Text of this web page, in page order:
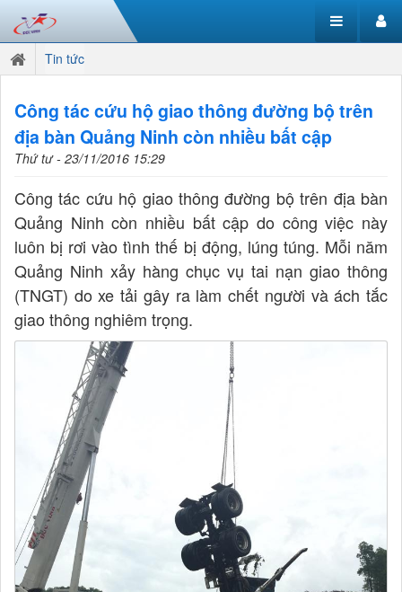
Tin tức
Công tác cứu hộ giao thông đường bộ trên
địa bàn Quảng Ninh còn nhiều bất cập
Thứ tư - 23/11/2016 15:29
Công tác cứu hộ giao thông đường bộ trên địa bàn
Quảng Ninh còn nhiều bất cập do công việc này
luôn bị rơi vào tình thế bị động, lúng túng. Mỗi năm
Quảng Ninh xảy hàng chục vụ tai nạn giao thông
(TNGT) do xe tải gây ra làm chết người và ách tắc
giao thông nghiêm trọng.